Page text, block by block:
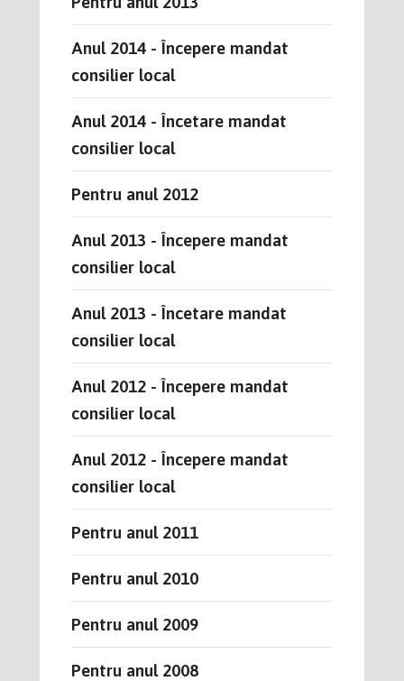
Anul 2014 - Începere mandat
consilier local
Anul 2014 - Încetare mandat
consilier local
Pentru anul 2012
Anul 2013 - Începere mandat
consilier local
Anul 2013 - Încetare mandat
consilier local
Anul 2012 - Începere mandat
consilier local
Anul 2012 - Începere mandat
consilier local
Pentru anul 2011
Pentru anul 2010
Pentru anul 2009
Pentru anul 2008